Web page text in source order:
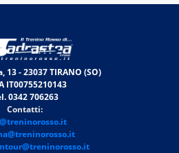
13 - 23037 TIRANO (SO)
IT00755210143
0342 706263
Contatti: